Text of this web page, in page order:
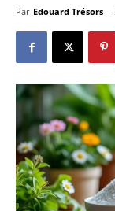
Par Edouard Trésors -